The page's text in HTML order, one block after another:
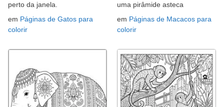
perto da janela.
em Páginas de Gatos para
colorir
uma pirâmide asteca
em Páginas de Macacos para
colorir